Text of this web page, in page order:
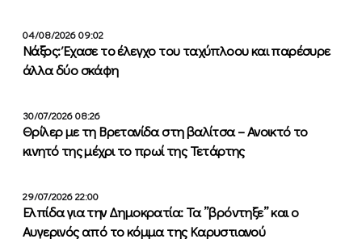
04/08/2026 09:02
Νάξος: Έχασε το έλεγχο του ταχύπλοου και παρέσυρε
άλλα δύο σκάφη
30/07/2026 08:26
Θρίλερ με τη Βρετανίδα στη βαλίτσα – Ανοικτό το
κινητό της μέχρι το πρωί της Τετάρτης
29/07/2026 22:00
Ελπίδα για την Δημοκρατία: Τα ”βρόντηξε” και ο
Αυγερινός από το κόμμα της Καρυστιανού